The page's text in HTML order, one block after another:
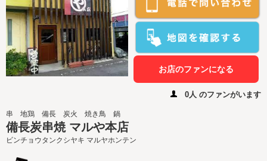
お店のファンになる
0人 のファンがいます
串 地鶏 備長 炭火 焼き鳥 鍋
備長炭串焼 マルや本店
ビンチョウタンクシヤキ マルヤホンテン